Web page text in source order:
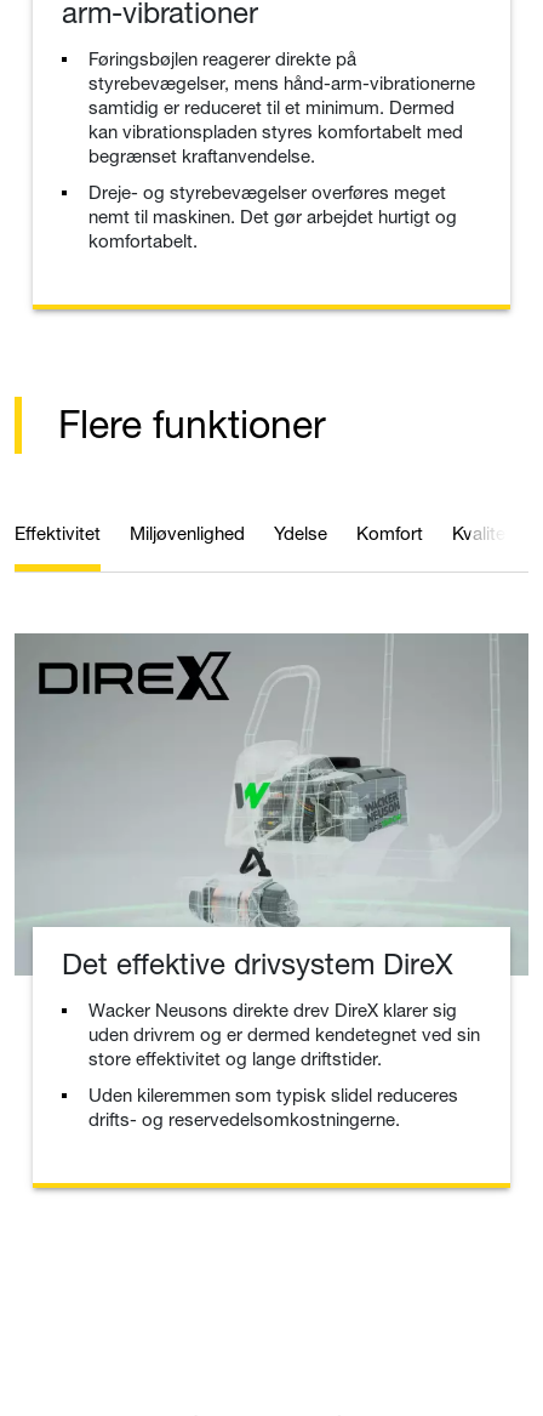
arm-vibrationer
Føringsbøjlen reagerer direkte på
styrebevægelser, mens hånd-arm-vibrationerne
samtidig er reduceret til et minimum. Dermed
kan vibrationspladen styres komfortabelt med
begrænset kraftanvendelse.
Dreje- og styrebevægelser overføres meget
nemt til maskinen. Det gør arbejdet hurtigt og
komfortabelt.
Flere funktioner
Effektivitet Miljøvenlighed Ydelse Komfort Kvalitet
Det effektive drivsystem DireX
Wacker Neusons direkte drev DireX klarer sig
uden drivrem og er dermed kendetegnet ved sin
store effektivitet og lange driftstider.
Uden kileremmen som typisk slidel reduceres
drifts- og reservedelsomkostningerne.